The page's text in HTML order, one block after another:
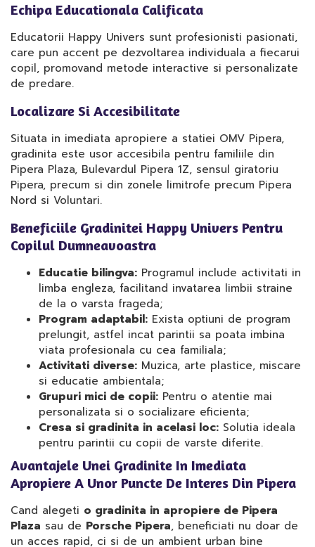
Echipa Educationala Calificata
Educatorii Happy Univers sunt profesionisti pasionati,
care pun accent pe dezvoltarea individuala a fiecarui
copil, promovand metode interactive si personalizate
de predare.
Localizare Si Accesibilitate
Situata in imediata apropiere a statiei OMV Pipera,
gradinita este usor accesibila pentru familiile din
Pipera Plaza, Bulevardul Pipera 1Z, sensul giratoriu
Pipera, precum si din zonele limitrofe precum Pipera
Nord si Voluntari.
Beneficiile Gradinitei Happy Univers Pentru
Copilul Dumneavoastra
Educatie bilingva: Programul include activitati in
limba engleza, facilitand invatarea limbii straine
de la o varsta frageda;
Program adaptabil: Exista optiuni de program
prelungit, astfel incat parintii sa poata imbina
viata profesionala cu cea familiala;
Activitati diverse: Muzica, arte plastice, miscare
si educatie ambientala;
Grupuri mici de copii: Pentru o atentie mai
personalizata si o socializare eficienta;
Cresa si gradinita in acelasi loc: Solutia ideala
pentru parintii cu copii de varste diferite.
Avantajele Unei Gradinite In Imediata
Apropiere A Unor Puncte De Interes Din Pipera
Cand alegeti o gradinita in apropiere de Pipera
Plaza sau de Porsche Pipera, beneficiati nu doar de
un acces rapid, ci si de un ambient urban bine